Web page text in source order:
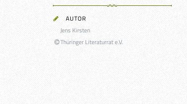
AUTOR
Jens Kirsten
Thüringer Literaturrat e.V.